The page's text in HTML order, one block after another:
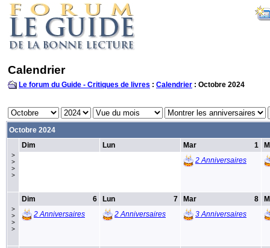
Calendrier
Le forum du Guide - Critiques de livres : Calendrier : Octobre 2024
Octobre 2024
>
>
>
>
Dim Lun 1
Mar
2 Anniversaires
>
>
>
>
6
Dim
2 Anniversaires
7
Lun
2 Anniversaires
8
Mar
3 Anniversaires